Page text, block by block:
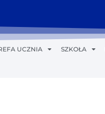
UCZNIA SZKOŁA